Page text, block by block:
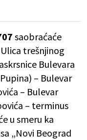
saobraćaće
trešnjinog
Bulevara
– Bulevar
– Bulevar
– terminus
u smeru ka
„Novi Beograd